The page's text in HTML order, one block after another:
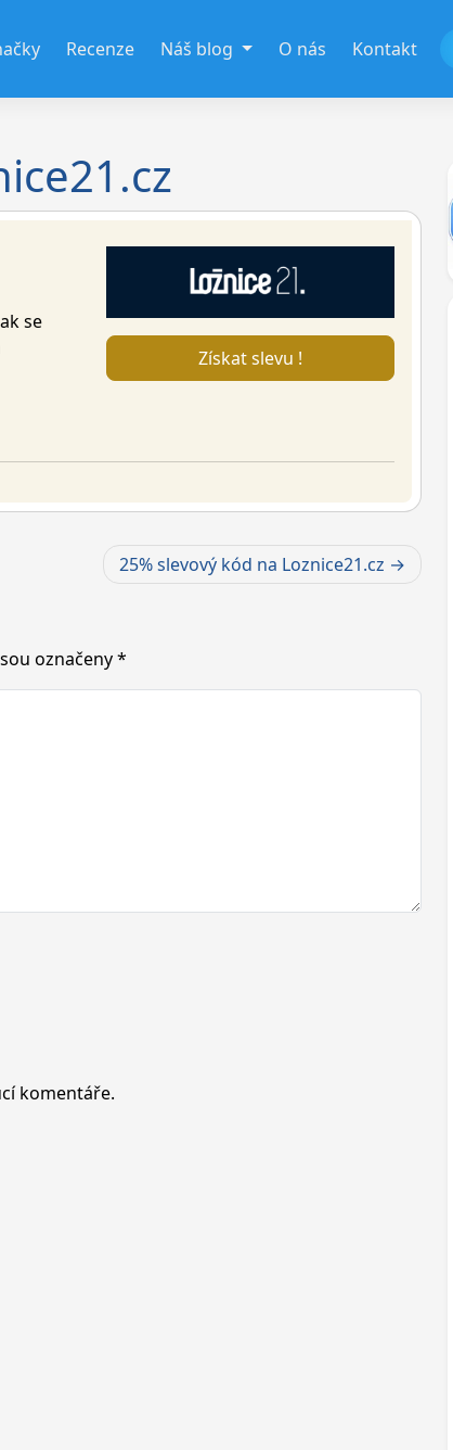
Recenze Náš blog O nás Kontakt
se
Získat slevu !
25% slevový kód na Loznice21.cz
označeny*
komentáře.